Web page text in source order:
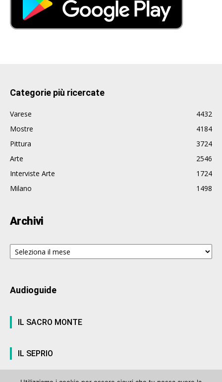
Categorie più ricercate
Varese
4432
Mostre
4184
Pittura
3724
Arte
2546
Interviste Arte
1724
Milano
1498
Archivi
Archivi
Audioguide
IL SACRO MONTE
IL SEPRIO